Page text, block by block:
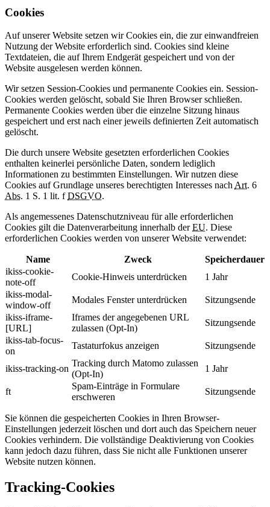
Cookies
Auf unserer Website setzen wir Cookies ein, die zur einwandfreien
Nutzung der Website erforderlich sind. Cookies sind kleine
Textdateien, die auf Ihrem Endgerät gespeichert und von der
Website ausgelesen werden können.
Wir setzen Session-Cookies und permanente Cookies ein. Session-
Cookies werden gelöscht, sobald Sie Ihren Browser schließen.
Permanente Cookies werden über die einzelne Sitzung hinaus
gespeichert und erst nach einer jeweils definierten Zeit automatisch
gelöscht.
Die durch unsere Website gesetzten erforderlichen Cookies
enthalten keinerlei persönliche Daten, sondern lediglich
Informationen zu bestimmten Einstellungen. Wir nutzen diese
Cookies auf Grundlage unseres berechtigten Interesses nachArt. 6
Abs. 1 S. 1 lit. fDSGVO.
Als angemessenes Datenschutzniveau für alle erforderlichen
Cookies gilt die Datenverarbeitung innerhalb derEU. Diese
erforderlichen Cookies werden von unserer Website verwendet:
Name Zweck
Speicherdauer
ikiss-cookie-
note-off
Cookie-Hinweis unterdrücken
1 Jahr
ikiss-modal-
window-off
Modales Fenster unterdrücken
Sitzungsende
ikiss-iframe-
[URL]
Iframes der angegebenen URL
zulassen (Opt-In)
Sitzungsende
ikiss-tab-focus-
on
Tastaturfokus anzeigen Sitzungsende
ikiss-tracking-on
Tracking durch Matomo zulassen
(Opt-In)
1 Jahr
ft
Spam-Einträge in Formulare
erschweren
Sitzungsende
Sie können die gespeicherten Cookies in Ihren Browser-
Einstellungen jederzeit löschen und dort auch das Speichern neuer
Cookies verhindern. Die vollständige Deaktivierung von Cookies
kann jedoch dazu führen, dass Sie nicht alle Funktionen unserer
Website nutzen können.
Tracking-Cookies